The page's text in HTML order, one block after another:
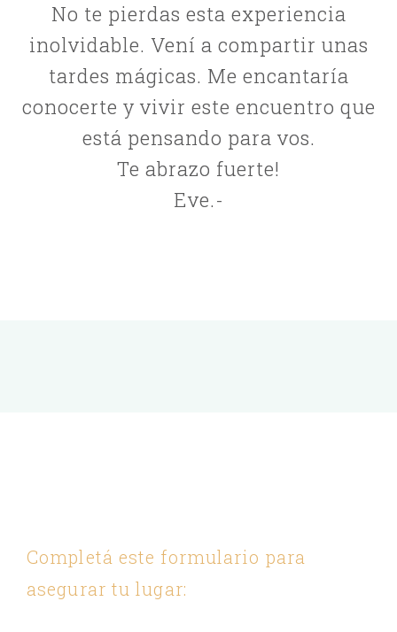
No te pierdas esta experiencia
inolvidable. Vení a compartir unas
tardes mágicas. Me encantaría
conocerte y vivir este encuentro que
está pensando para vos.
Te abrazo fuerte!
Eve.-
Completá este formulario para
asegurar tu lugar: